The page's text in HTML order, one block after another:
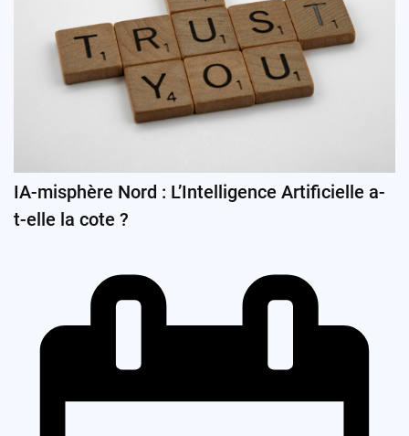
IA-misphère Nord : L’Intelligence Artificielle a-
t-elle la cote ?